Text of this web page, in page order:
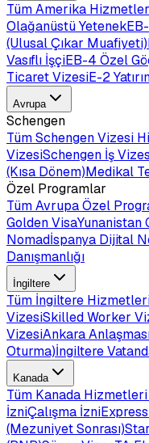
TümAmerika
Olağanüstü Yetenek
(Ulusal Çıkar Muafiyeti)
Vasıflı İşçiEB-4 Özel
Ticaret VizesiE-2
Avrupa
Schengen
TümSchengen Vizesi
VizesiSchengen İş
(Kısa Dönem)Medikal
Özel Programlar
TümAvrupa Özel
Golden VisaYunanistan
Nomadİspanya Dijital
Danışmanlığı
İngiltere
Tüm İngiltere
VizesiSkilled Worker
VizesiAnkara
Oturma)İngiltere
Kanada
Tüm Kanada
İzniÇalışma İzni
(Mezuniyet Sonrası)